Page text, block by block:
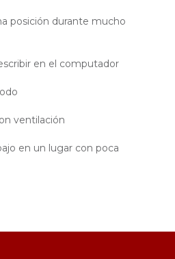
posición durante mucho
en el computador
ventilación
en un lugar con poca